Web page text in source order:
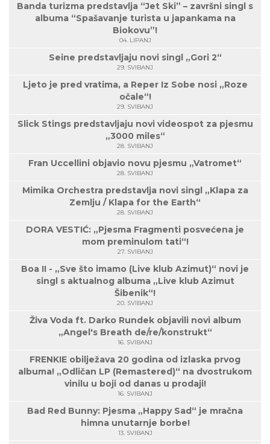
Banda turizma predstavlja “Jet Ski” – završni singl s
albuma “Spašavanje turista u japankama na
Biokovu”!
04. LIPANJ
Seine predstavljaju novi singl „Gori 2“
29. SVIBANJ
Ljeto je pred vratima, a Reper Iz Sobe nosi „Roze
očale“!
29. SVIBANJ
Slick Stings predstavljaju novi videospot za pjesmu
„3000 miles“
28. SVIBANJ
Fran Uccellini objavio novu pjesmu „Vatromet“
28. SVIBANJ
Mimika Orchestra predstavlja novi singl „Klapa za
Zemlju / Klapa for the Earth“
28. SVIBANJ
DORA VESTIĆ: „Pjesma Fragmenti posvećena je
mom preminulom tati“!
27. SVIBANJ
Boa II - „Sve što imamo (Live klub Azimut)“ novi je
singl s aktualnog albuma „Live klub Azimut
Šibenik“!
20. SVIBANJ
Živa Voda ft. Darko Rundek objavili novi album
„Angel's Breath de/re/konstrukt“
16. SVIBANJ
FRENKIE obilježava 20 godina od izlaska prvog
albuma! „Odličan LP (Remastered)“ na dvostrukom
vinilu u boji od danas u prodaji!
16. SVIBANJ
Bad Red Bunny: Pjesma „Happy Sad“ je mračna
himna unutarnje borbe!
13. SVIBANJ